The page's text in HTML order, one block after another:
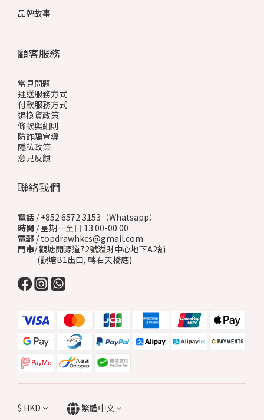
品牌故事
顧客服務
常見問題
運送服務方式
付款服務方式
退換貨政策
條款與細則
防詐騙宣導
隱私政策
意見反饋
聯絡我們
電話 / +852 6572 3153（Whatsapp）
時間 / 星期一至日 13:00-00:00
電郵 / topdrawhkcs@gmail.com
門市/ 觀塘開源道72號溢財中心地下A2舖
(觀塘B1出口, 轉右天橋底)
$ HKD 繁體中文